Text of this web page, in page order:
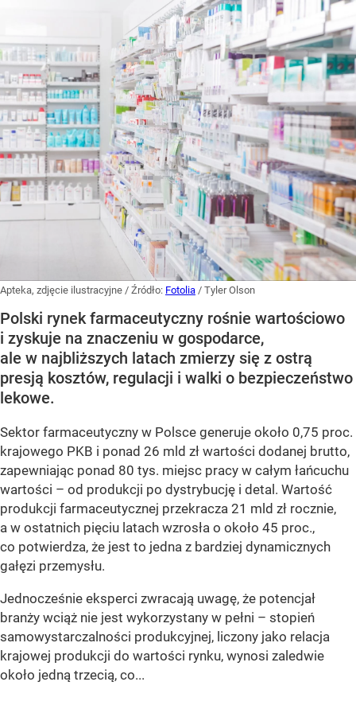
Apteka, zdjęcie ilustracyjne / Źródło: Fotolia / Tyler Olson
Polski rynek farmaceutyczny rośnie wartościowo
i zyskuje na znaczeniu w gospodarce,
ale w najbliższych latach zmierzy się z ostrą
presją kosztów, regulacji i walki o bezpieczeństwo
lekowe.
Sektor farmaceutyczny w Polsce generuje około 0,75 proc.
krajowego PKB i ponad 26 mld zł wartości dodanej brutto,
zapewniając ponad 80 tys. miejsc pracy w całym łańcuchu
wartości – od produkcji po dystrybucję i detal. Wartość
produkcji farmaceutycznej przekracza 21 mld zł rocznie,
a w ostatnich pięciu latach wzrosła o około 45 proc.,
co potwierdza, że jest to jedna z bardziej dynamicznych
gałęzi przemysłu.
Jednocześnie eksperci zwracają uwagę, że potencjał
branży wciąż nie jest wykorzystany w pełni – stopień
samowystarczalności produkcyjnej, liczony jako relacja
krajowej produkcji do wartości rynku, wynosi zaledwie
około jedną trzecią, co...